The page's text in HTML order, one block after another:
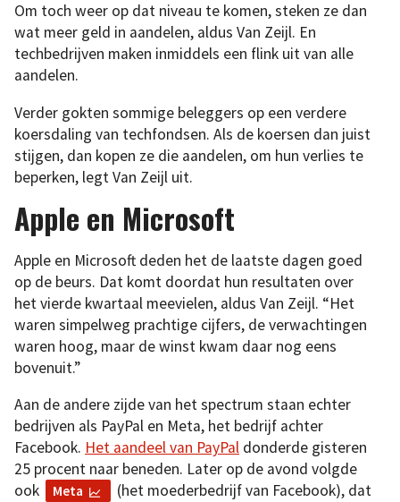
Om toch weer op dat niveau te komen, steken ze dan
wat meer geld in aandelen, aldus Van Zeijl. En
techbedrijven maken inmiddels een flink uit van alle
aandelen.
Verder gokten sommige beleggers op een verdere
koersdaling van techfondsen. Als de koersen dan juist
stijgen, dan kopen ze die aandelen, om hun verlies te
beperken, legt Van Zeijl uit.
Apple en Microsoft
Apple en Microsoft deden het de laatste dagen goed
op de beurs. Dat komt doordat hun resultaten over
het vierde kwartaal meevielen, aldus Van Zeijl. “Het
waren simpelweg prachtige cijfers, de verwachtingen
waren hoog, maar de winst kwam daar nog eens
bovenuit.”
Aan de andere zijde van het spectrum staan echter
bedrijven als PayPal en Meta, het bedrijf achter
Facebook. Het aandeel van PayPal donderde gisteren
25 procent naar beneden. Later op de avond volgde
ook
Meta
(het moederbedrijf van Facebook), dat